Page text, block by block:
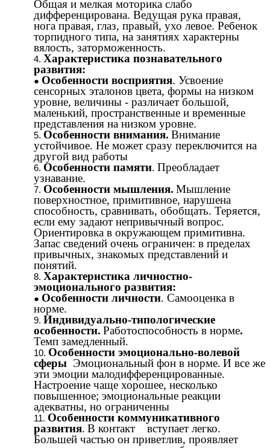
Общая и мелкая моторика слабо
дифференцирована. Ведущая рука правая,
нога правая, глаз, правый, ухо левое. Ребенок
торпидного типа, на занятиях характерны
вялость, заторможенность.
Характеристика познавательного
развития:
Особенности восприятия. Усвоение
сенсорных эталонов цвета, формы на низком
уровне, величины - различает большой,
маленький, пространственные и временные
представления на низком уровне.
Особенности внимания. Внимание
устойчивое. Не может сразу переключится на
другой вид работы
Особенности памяти. Преобладает
узнавание.
Особенности мышления. Мышление
поверхностное, примитивное, нарушена
способность, сравнивать, обобщать. Теряется,
если ему задают непривычный вопрос.
Ориентировка в окружающем примитивна.
Запас сведений очень ограничен: в пределах
привычных, знакомых представлений и
понятий.
Характеристика личностно-
эмоционального развития:
Особенности личности. Самооценка в
норме.
Индивидуально-типологические
особенности. Работоспособность в норме.
Темп замедленный.
Особенности эмоционально-волевой
сферы Эмоциональный фон в норме. И все же
эти эмоции малодифференцированные.
Настроение чаще хорошее, несколько
повышенное; эмоциональные реакции
адекватны, но ограниченны
Особенности коммуникативного
развития. В контакт вступает легко.
Большей частью он приветлив, проявляет